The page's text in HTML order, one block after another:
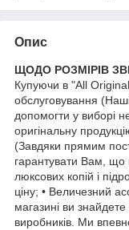
Опис
ЩОДО РОЗМІРІВ
Купуючи в "All
обслуговування
допомогти у виборі
оригінальну
(Завдяки прямим
гарантувати Вам, що
люксових копій і
ціну; • Величезний
магазині ви
виробників. Ми